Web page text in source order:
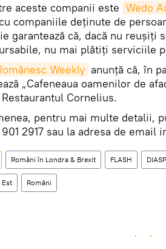
aceste companii este Wedo
companiile deținute de
garantează că, dacă nu reușiți
nu mai plătiți serviciile
Weekly anunţă că, în
„Cafeneaua oamenilor de
Cornelius.
pentru mai multe detalii,
2917 sau la adresa de email
Români în Londra & Brexit FLASH
Est Români